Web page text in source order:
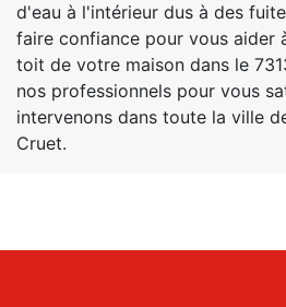
d'eau à l'intérieur dus à des
faire confiance pour vous aider
toit de votre maison dans le
nos professionnels pour vous
intervenons dans toute la ville
Cruet.